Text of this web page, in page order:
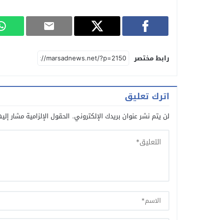
رابط مختصر
اترك تعليق
لن يتم نشر عنوان بريدك الإلكتروني. الحقول الإلزامية مشار